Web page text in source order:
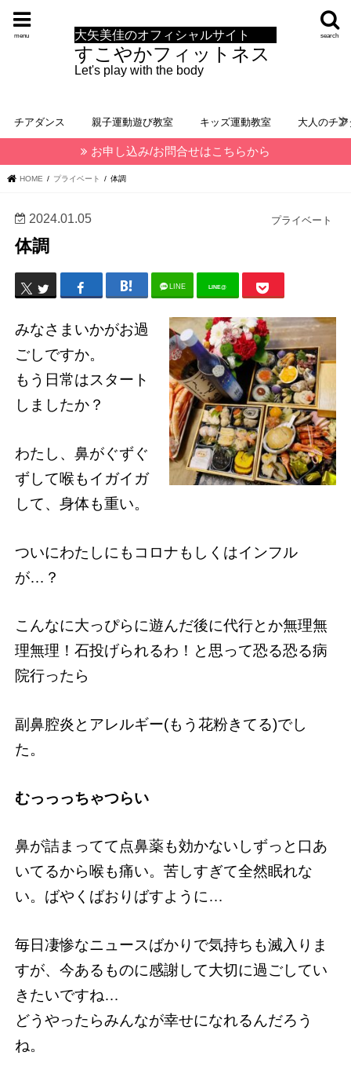
大矢美佳のオフィシャルサイト
すこやかフィットネス
Let's play with the body
search
menu
チアダンス 親子運動遊び教室 キッズ運動教室 大人のチ
お申し込み/お問合せはこちらから
HOME プライベート 体調
プライベート
2024.01.05
体調
LINE LINE@
みなさまいかがお過
ごしですか。
もう日常はスタート
しましたか？
わたし、鼻がぐずぐ
ずして喉もイガイガ
して、身体も重い。
ついにわたしにもコロナもしくはインフル
が…？
こんなに大っぴらに遊んだ後に代行とか無理無
理無理！石投げられるわ！と思って恐る恐る病
院行ったら
副鼻腔炎とアレルギー(もう花粉きてる)でし
た。
むっっっちゃつらい
鼻が詰まってて点鼻薬も効かないしずっと口あ
いてるから喉も痛い。苦しすぎて全然眠れな
い。ばやくばおりばすように…
毎日凄惨なニュースばかりで気持ちも滅入りま
すが、今あるものに感謝して大切に過ごしてい
きたいですね…
どうやったらみんなが幸せになれるんだろう
ね。